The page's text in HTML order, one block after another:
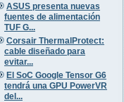
ASUS presenta nuevas
fuentes de alimentación
TUF G...
Corsair ThermalProtect:
cable diseñado para
evitar...
El SoC Google Tensor G6
tendrá una GPU PowerVR
del...